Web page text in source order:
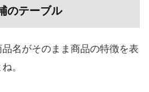
のテーブル
名がそのまま商品の特徴を表
。